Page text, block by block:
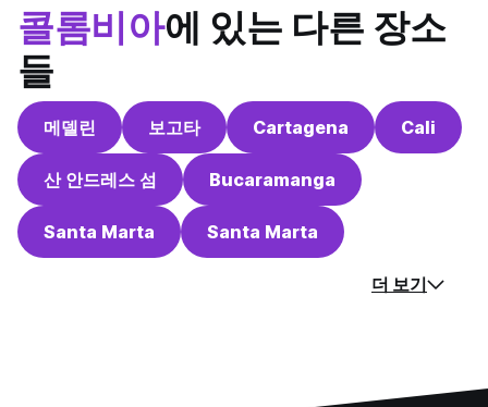
콜롬비아에 있는 다른 장소
들
메델린 보고타 Cartagena Cali
산 안드레스 섬 Bucaramanga
Santa Marta Santa Marta
더 보기